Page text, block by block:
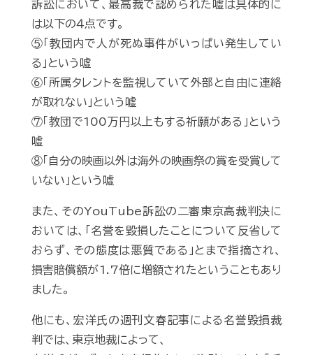
訴訟において、最高裁で認められた嘘は具体的に
は以下の４点です。
⑤「教団内で人が死ぬ事件がいっぱい発生してい
る」という嘘
⑥「所属タレントを監視していて外部と自由に連絡
が取れない」という嘘
⑦「教団で100万円以上もする祈願がある」という
嘘
⑧「自分の映画以外は海外の映画祭の賞を受賞して
いない」という嘘
また、そのYouTube訴訟の二審東京高裁判決に
おいては、「名誉を毀損したことについて反省して
おらず、その態度は悪質である」とまで指摘され、
損害賠償額が1.7倍に増額されたということもあり
ました。
他にも、宏洋氏の週刊文春記事による名誉毀損裁
判では、東京地裁によって、